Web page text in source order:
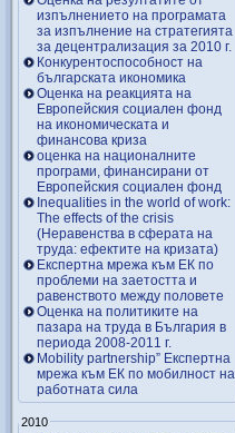
изпълнението на програмата
за изпълнение на стратегията
за децентрализация за 2010 г.
Конкурентоспособност на
българската икономика
Оценка на реакцията на
Европейския социален фонд
на икономическата и
финансова криза
оценка на националните
програми, финансирани от
Европейския социален фонд
Inequalities in the world of work:
The effects of the crisis
(Неравенства в сферата на
труда: ефектите на кризата)
Експертна мрежа към ЕК по
проблеми на заетостта и
равенството между половете
Оценка на политиките на
пазара на труда в България в
периода 2008-2011 г.
Mobility partnership” Експертна
мрежа към ЕК по мобилност на
работната сила
2010